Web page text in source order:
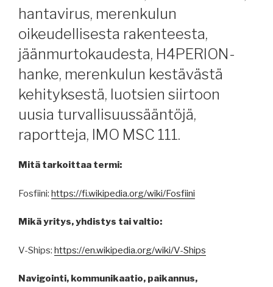
hantavirus, merenkulun
oikeudellisesta rakenteesta,
jäänmurtokaudesta, H4PERION-
hanke, merenkulun kestävästä
kehityksestä, luotsien siirtoon
uusia turvallisuussääntöjä,
raportteja, IMO MSC 111.
Mitä tarkoittaa termi:
Fosfiini: https://fi.wikipedia.org/wiki/Fosfiini
Mikä yritys, yhdistys tai valtio:
V-Ships: https://en.wikipedia.org/wiki/V-Ships
Navigointi, kommunikaatio, paikannus,